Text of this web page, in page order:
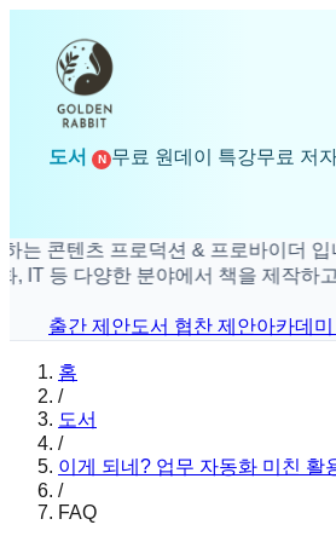
도서 N 무료 원데이 특강무료 저
텐츠 프로덕션 & 프로바이더 입니다.
다양한 분야에서 책을 제작하고 있
출간 제안도서 협찬 제안아카데
홈
/
도서
/
이게 되네? 업무 자동화 미친 활
/
FAQ